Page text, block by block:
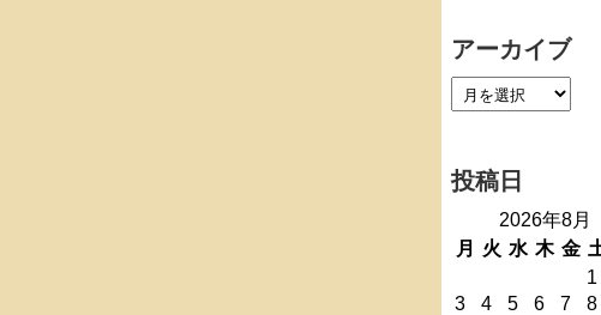
アーカイブ
投稿日
2026年8月
月
火 水 木 金
1
3
4 5 6 7 8